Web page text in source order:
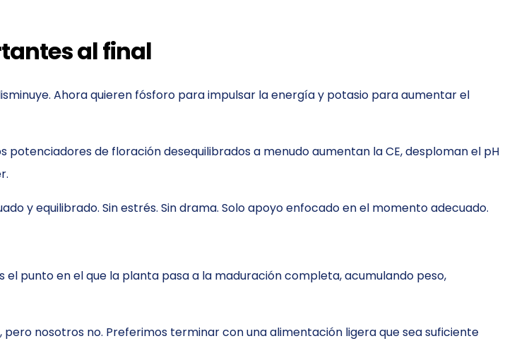
al final
Ahora quieren fósforo para impulsar la energía y potasio para aumentar el
de floración desequilibrados a menudo aumentan la CE, desploman el pH
y equilibrado. Sin estrés. Sin drama. Solo apoyo enfocado en el momento adecuado.
el punto en el que la planta pasa a la maduración completa, acumulando peso,
nosotros no. Preferimos terminar con una alimentación ligera que sea suficiente